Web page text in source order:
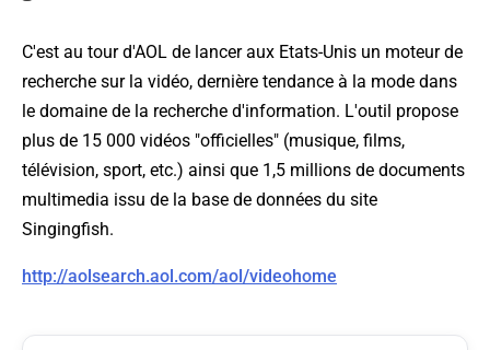
C'est au tour d'AOL de lancer aux Etats-Unis un moteur de
recherche sur la vidéo, dernière tendance à la mode dans
le domaine de la recherche d'information. L'outil propose
plus de 15 000 vidéos "officielles" (musique, films,
télévision, sport, etc.) ainsi que 1,5 millions de documents
multimedia issu de la base de données du site
Singingfish.
http://aolsearch.aol.com/aol/videohome